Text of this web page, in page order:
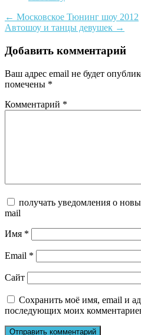
Post
navigation
← Московское Тюнинг шоу 2012
Автошоу и танцы девушек →
Добавить комментарий
Ваш адрес email не будет
помечены *
Комментарий *
получать уведомления о
mail
Имя *
Email *
Сайт
Сохранить моё имя, email и
последующих моих